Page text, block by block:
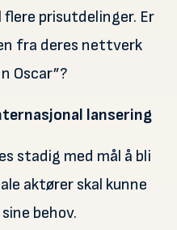
prisutdelinger. Er
fra deres nettverk
Oscar”?
lansering
stadig med mål å bli
aktører skal kunne
behov.